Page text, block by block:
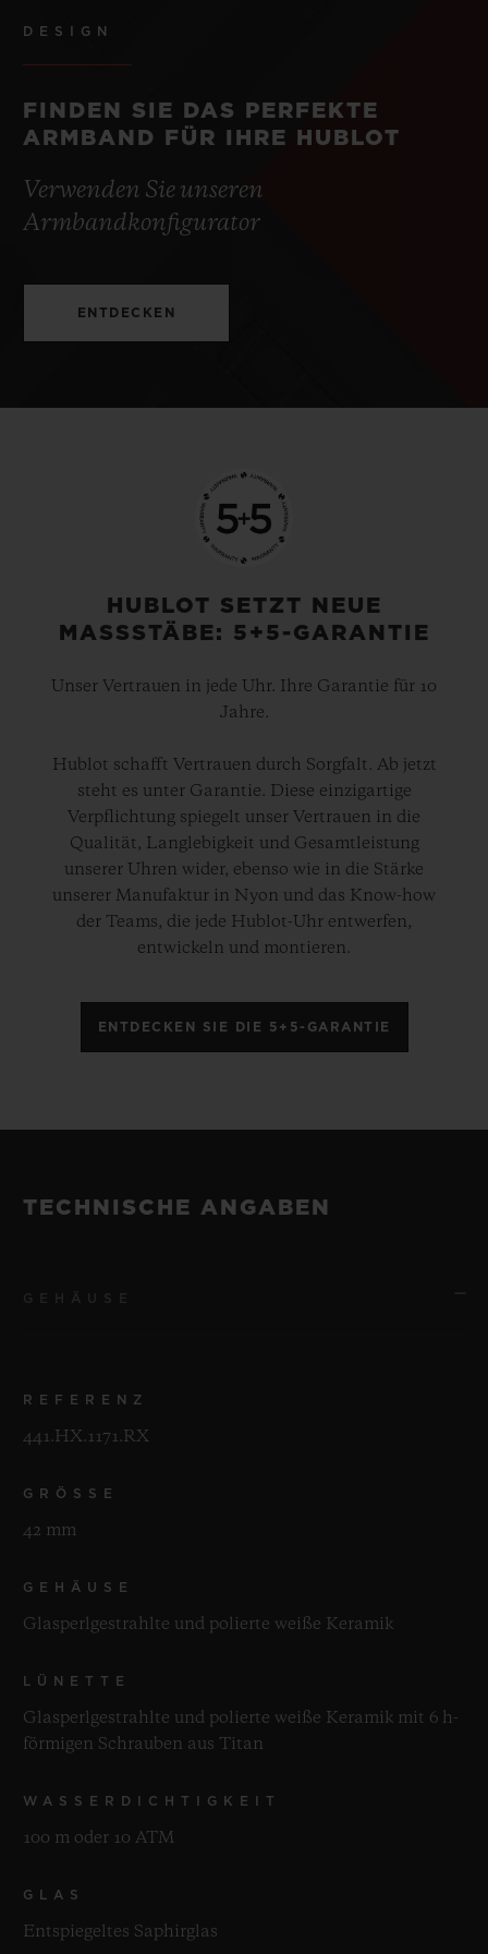
DESIGN
FINDEN SIE DAS PERFEKTE
ARMBAND FÜR IHRE HUBLOT
Verwenden Sie unseren
Armbandkonfigurator
ENTDECKEN
HUBLOT SETZT NEUE
MASSSTÄBE: 5+5-GARANTIE
Unser Vertrauen in jede Uhr. Ihre Garantie für 10
Jahre.
Hublot schafft Vertrauen durch Sorgfalt. Ab jetzt
steht es unter Garantie. Diese einzigartige
Verpflichtung spiegelt unser Vertrauen in die
Qualität, Langlebigkeit und Gesamtleistung
unserer Uhren wider, ebenso wie in die Stärke
unserer Manufaktur in Nyon und das Know-how
der Teams, die jede Hublot-Uhr entwerfen,
entwickeln und montieren.
ENTDECKEN SIE DIE 5+5-GARANTIE
TECHNISCHE ANGABEN
REFERENZ
441.HX.1171.RX
GRÖSSE
42 mm
GEHÄUSE
Glasperlgestrahlte und polierte weiße Keramik
LÜNETTE
Glasperlgestrahlte und polierte weiße Keramik mit 6 h-
förmigen Schrauben aus Titan
WASSERDICHTIGKEIT
100 m oder 10 ATM
GLAS
Entspiegeltes Saphirglas